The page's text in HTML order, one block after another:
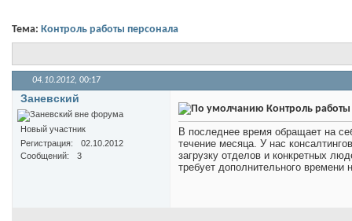
Тема: Контроль работы персонала
04.10.2012, 00:17
Заневский
Новый участник
Регистрация
02.10.2012
Сообщений
3
Контроль
В последнее время обращает на
течение месяца. У нас
загрузку отделов и конкретных
требует дополнительного времени